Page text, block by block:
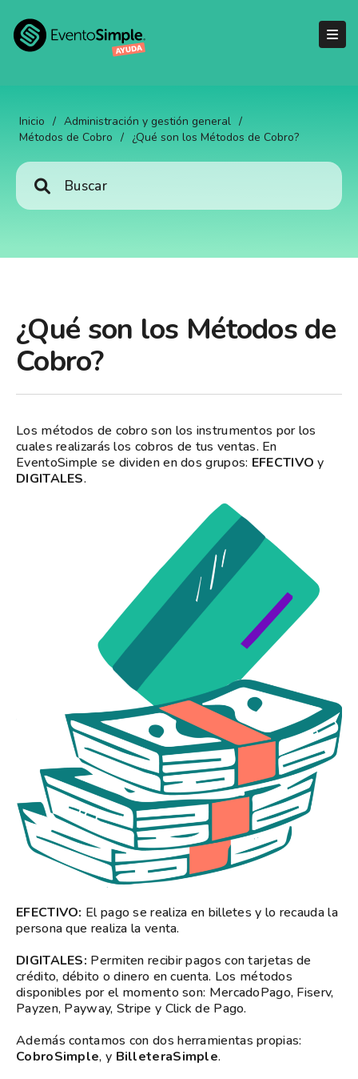
Inicio / Administración y gestión general /
Métodos de Cobro / ¿Qué son los Métodos de Cobro?
¿Qué son los Métodos de
Cobro?
Los métodos de cobro son los instrumentos por los
cuales realizarás los cobros de tus ventas. En
EventoSimple se dividen en dos grupos: EFECTIVO y
DIGITALES.
EFECTIVO: El pago se realiza en billetes y lo recauda la
persona que realiza la venta.
DIGITALES: Permiten recibir pagos con tarjetas de
crédito, débito o dinero en cuenta. Los métodos
disponibles por el momento son: MercadoPago, Fiserv,
Payzen, Payway, Stripe y Click de Pago.
Además contamos con dos herramientas propias:
CobroSimple, y BilleteraSimple.